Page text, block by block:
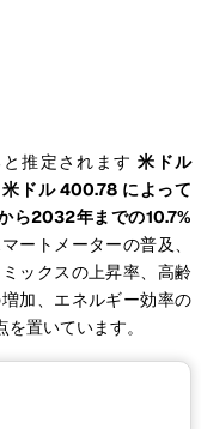
と推定されます米ドル
米ドル 400.78 によって
ら2032年までの10.7%
ートメーターの普及、
ックスの上昇率、高齢
加、エネルギー効率の
置いています。